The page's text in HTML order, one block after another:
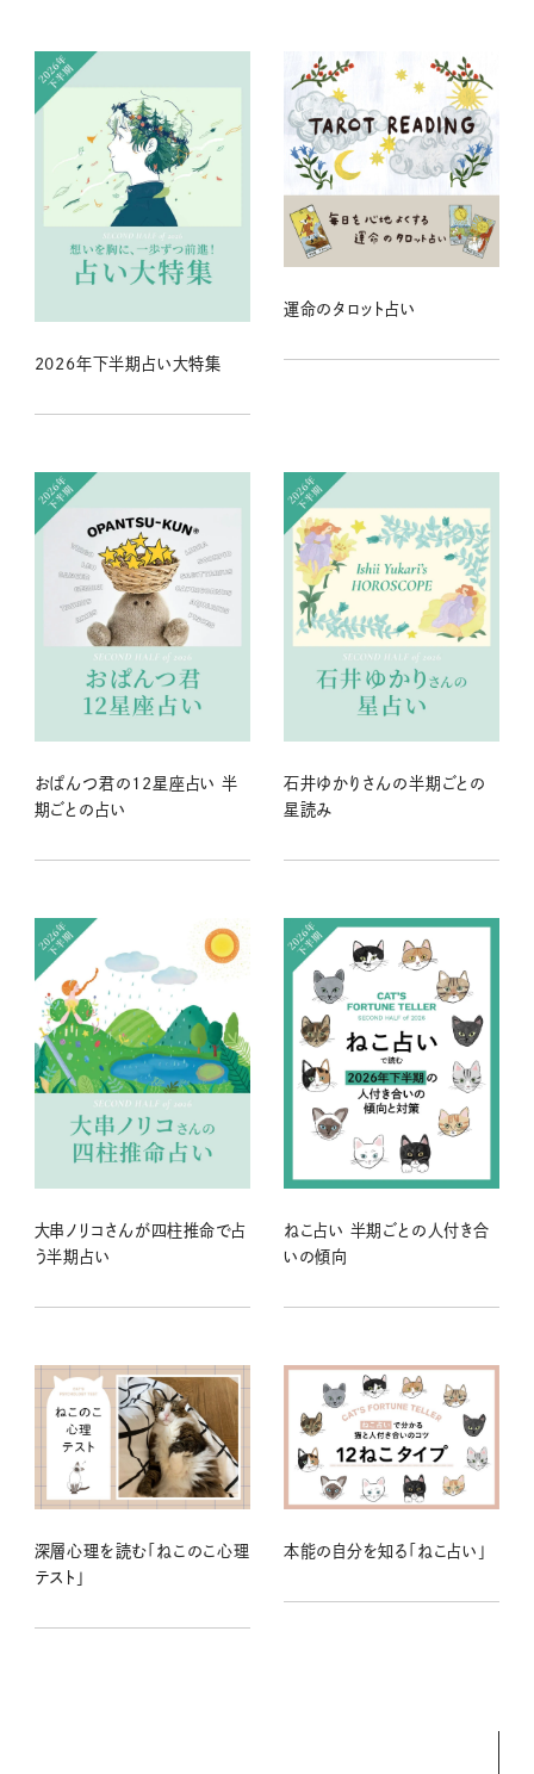
2026年下半期占い大特集
運命のタロット占い
おぱんつ君の12星座占い 半
期ごとの占い
石井ゆかりさんの半期ごとの
星読み
大串ノリコさんが四柱推命で占
う半期占い
ねこ占い 半期ごとの人付き合
いの傾向
深層心理を読む「ねこのこ心理
テスト」
本能の自分を知る「ねこ占い」